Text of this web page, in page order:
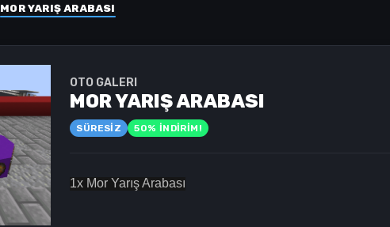
MOR YARIŞ ARABASI
OTO GALERI
MOR YARIŞ ARABASI
SÜRESIZ 50% İNDİRİM!
1x Mor Yarış Arabası